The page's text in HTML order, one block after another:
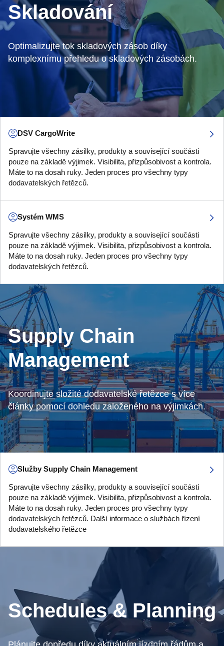
Skladování
Optimalizujte tok skladových zásob díky
komplexnímu přehledu o skladových zásobách.
DSV CargoWrite
Spravujte všechny zásilky, produkty a související součásti
pouze na základě výjimek. Visibilita, přizpůsobivost a kontrola.
Máte to na dosah ruky. Jeden proces pro všechny typy
dodavatelských řetězců.
Systém WMS
Spravujte všechny zásilky, produkty a související součásti
pouze na základě výjimek. Visibilita, přizpůsobivost a kontrola.
Máte to na dosah ruky. Jeden proces pro všechny typy
dodavatelských řetězců.
Supply Chain
Management
Koordinujte složité dodavatelské řetězce s více
články pomocí dohledu založeného na výjimkách.
Služby Supply Chain Management
Spravujte všechny zásilky, produkty a související součásti
pouze na základě výjimek. Visibilita, přizpůsobivost a kontrola.
Máte to na dosah ruky. Jeden proces pro všechny typy
dodavatelských řetězců. Další informace o službách řízení
dodavatelského řetězce
Schedules & Planning